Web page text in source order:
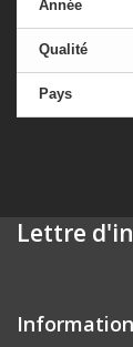
Année
Qualité
Pays
Lettre